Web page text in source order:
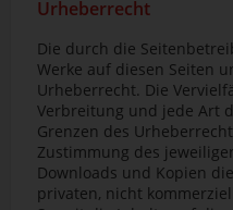
Urheberrecht
Die durch die
Werke auf diesen Seiten
Urheberrecht. Die
Verbreitung und jede Art
Grenzen des
Zustimmung des
Downloads und Kopien
privaten, nicht